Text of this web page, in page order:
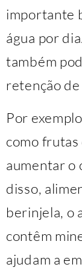
importante
água por
também
retenção
Por
como frutas
aumentar o
disso,
berinjela, o
contêm
ajudam a